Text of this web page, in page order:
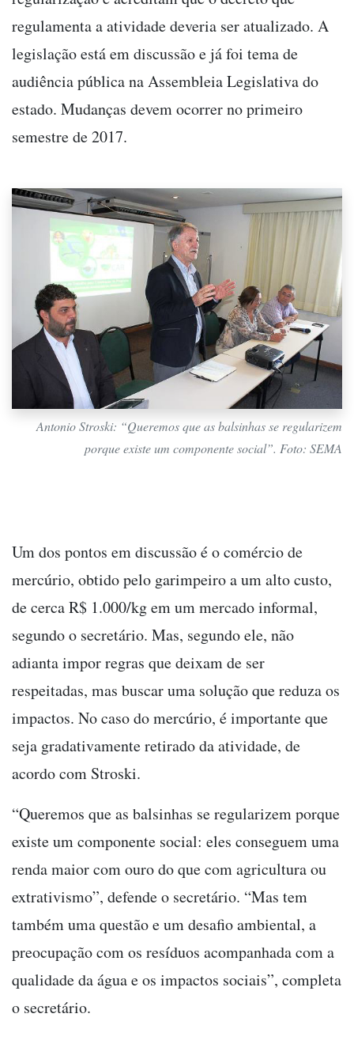
regulamenta a atividade deveria ser atualizado. A
legislação está em discussão e já foi tema de
audiência pública na Assembleia Legislativa do
estado. Mudanças devem ocorrer no primeiro
semestre de 2017.
Antonio Stroski: “Queremos que as balsinhas se regularizem
porque existe um componente social”. Foto: SEMA
Um dos pontos em discussão é o comércio de
mercúrio, obtido pelo garimpeiro a um alto custo,
de cerca R$ 1.000/kg em um mercado informal,
segundo o secretário. Mas, segundo ele, não
adianta impor regras que deixam de ser
respeitadas, mas buscar uma solução que reduza os
impactos. No caso do mercúrio, é importante que
seja gradativamente retirado da atividade, de
acordo com Stroski.
“Queremos que as balsinhas se regularizem porque
existe um componente social: eles conseguem uma
renda maior com ouro do que com agricultura ou
extrativismo”, defende o secretário. “Mas tem
também uma questão e um desafio ambiental, a
preocupação com os resíduos acompanhada com a
qualidade da água e os impactos sociais”, completa
o secretário.